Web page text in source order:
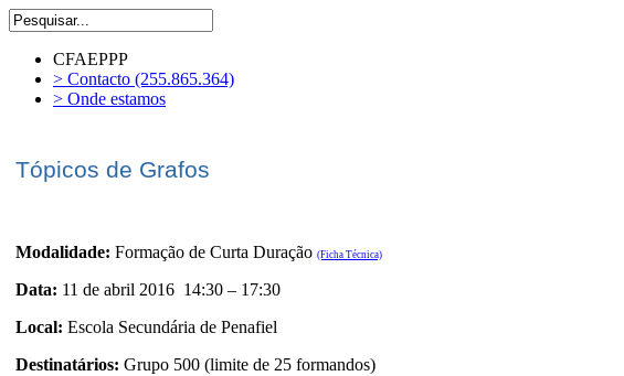
CFAEPPP
> Contacto (255.865.364)
> Onde estamos
Tópicos de Grafos
Modalidade: Formação de Curta Duração (Ficha Técnica)
Data: 11 de abril 2016 14:30 – 17:30
Local: Escola Secundária de Penafiel
Destinatários: Grupo 500 (limite de 25 formandos)